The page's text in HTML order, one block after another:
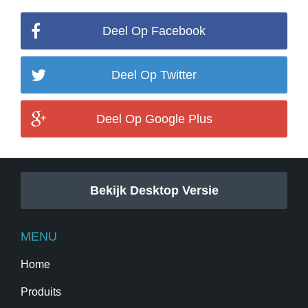
Deel Op Facebook
Deel Op Twitter
Deel Op Google Plus
Bekijk Desktop Versie
MENU
Home
Produits